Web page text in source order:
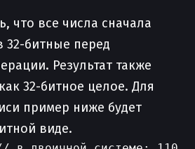
что все числа сначала
32-битные перед
Результат также
32-битное целое. Для
пример ниже будет
виде.